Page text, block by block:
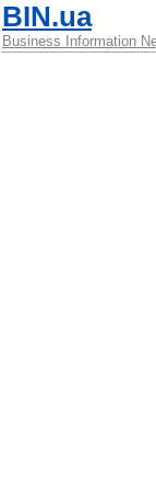
BIN.ua
Business Information